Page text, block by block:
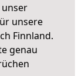
unsere
Finnland.
genau